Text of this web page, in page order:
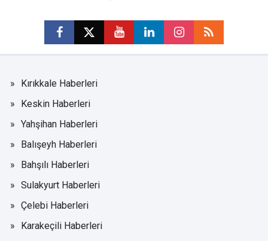
Kırıkkale Haberleri
Keskin Haberleri
Yahşihan Haberleri
Balışeyh Haberleri
Bahşılı Haberleri
Sulakyurt Haberleri
Çelebi Haberleri
Karakeçili Haberleri